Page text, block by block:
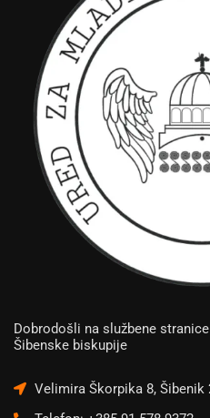
Dobrodošli na službene
Šibenske biskupije
Velimira Škorpika 8, Šibenik